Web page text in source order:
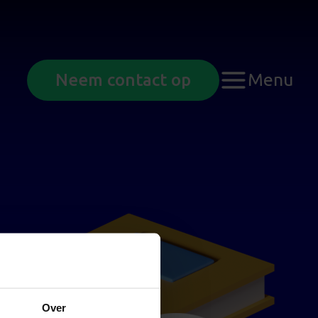
Over
Neem contact op Menu